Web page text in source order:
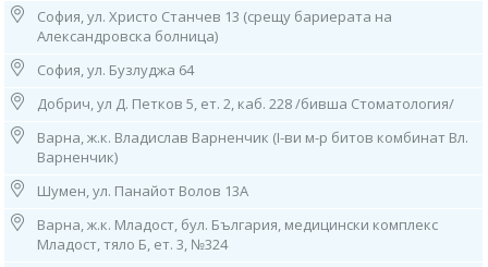
• Царевица;
• Твърда пшеница;
• Глутен;
• Ръж, ечемик, овес;
• Ориз;
• Пшеница;
• Мед.
София, ул. Христо Станчев 13 (срещу бариерата на
Александровска болница)
София, ул. Бузлуджа 64
Добрич, ул Д. Петков 5, ет. 2, каб. 228 /бивша Стоматология/
Варна, ж.к. Владислав Варненчик (I-ви м-р битов комбинат Вл.
Варненчик)
Шумен, ул. Панайот Волов 13А
Варна, ж.к. Младост, бул. България, медицински комплекс
Младост, тяло Б, ет. 3, №324